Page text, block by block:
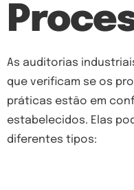
As auditorias
que verificam se os
práticas estão em
estabelecidos. Elas
diferentes tipos: